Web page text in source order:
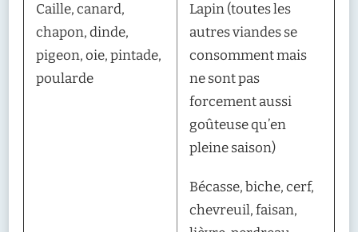
Caille, canard,
chapon, dinde,
pigeon, oie, pintade,
poularde
Lapin (toutes les
autres viandes se
consomment mais
ne sont pas
forcement aussi
goûteuse qu’en
pleine saison)
Bécasse, biche, cerf,
chevreuil, faisan,